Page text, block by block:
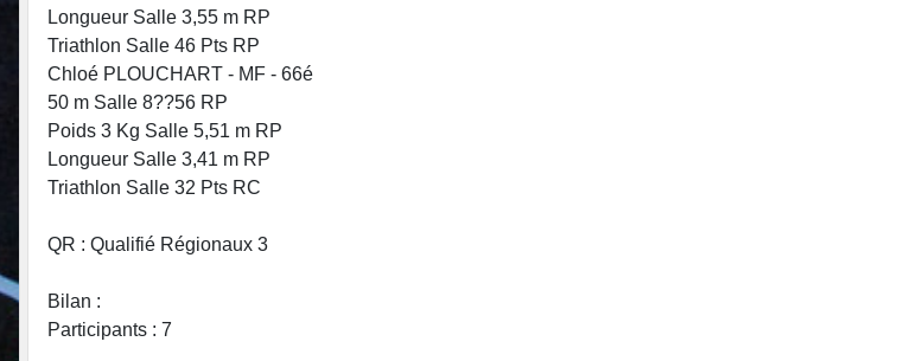
Longueur Salle 3,55 m RP
Triathlon Salle 46 Pts RP
Chloé PLOUCHART - MF - 66é
50 m Salle 8??56 RP
Poids 3 Kg Salle 5,51 m RP
Longueur Salle 3,41 m RP
Triathlon Salle 32 Pts RC
QR : Qualifié Régionaux 3
Bilan :
Participants : 7